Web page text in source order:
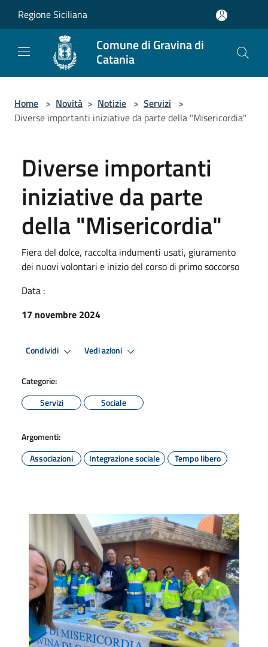
Regione Siciliana
Comune di Gravina di
Catania
Home > Novità > Notizie > Servizi >
Diverse importanti iniziative da parte della "Misericordia"
Diverse importanti
iniziative da parte
della "Misericordia"
Fiera del dolce, raccolta indumenti usati, giuramento
dei nuovi volontari e inizio del corso di primo soccorso
Data :
17 novembre 2024
Condividi Vedi azioni
Categorie:
Servizi
Sociale
Argomenti:
Associazioni
Integrazione sociale Tempo libero